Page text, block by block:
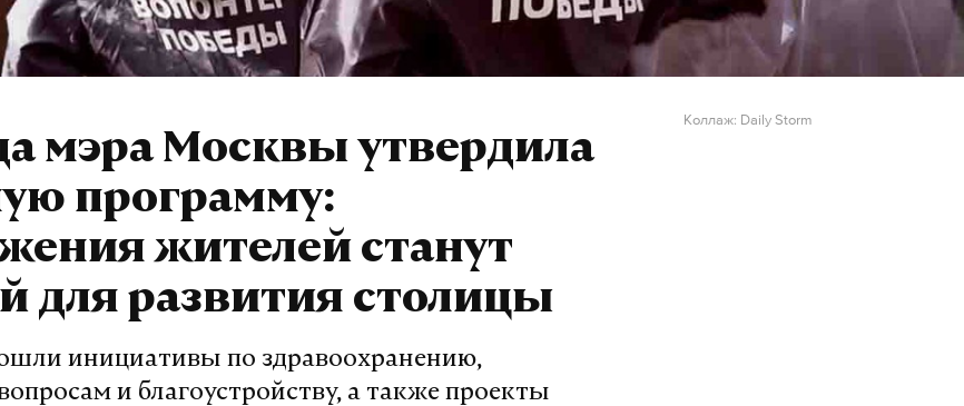
мэра Москвы утвердила
программу:
жителей станут
для развития столицы
инициативы по здравоохранению,
и благоустройству, а также проекты
Коллаж: Daily Storm